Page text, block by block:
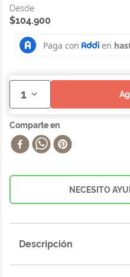
$104.900
1
NECESITO
Descripción